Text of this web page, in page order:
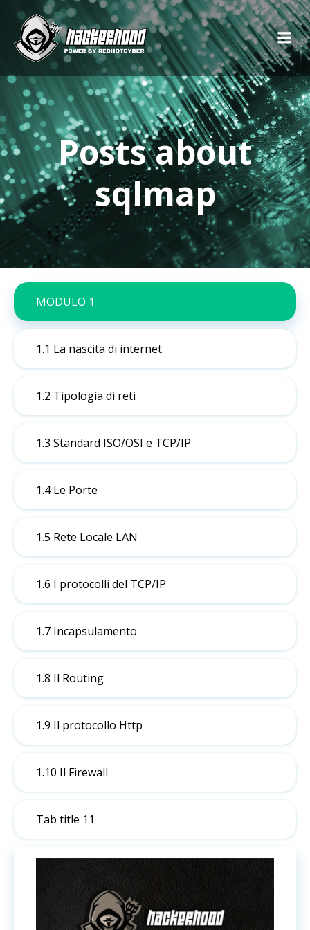
Posts about
sqlmap
MODULO 1
1.1 La nascita di internet
1.2 Tipologia di reti
1.3 Standard ISO/OSI e TCP/IP
1.4 Le Porte
1.5 Rete Locale LAN
1.6 I protocolli del TCP/IP
1.7 Incapsulamento
1.8 Il Routing
1.9 Il protocollo Http
1.10 Il Firewall
Tab title 11